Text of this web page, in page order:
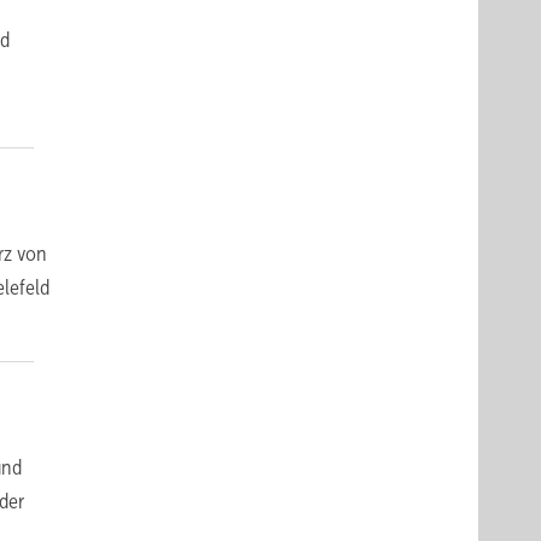
von